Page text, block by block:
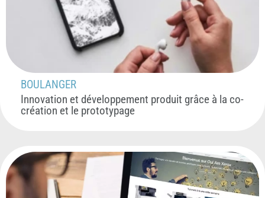
BOULANGER
Innovation et développement produit grâce à la co-
création et le prototypage